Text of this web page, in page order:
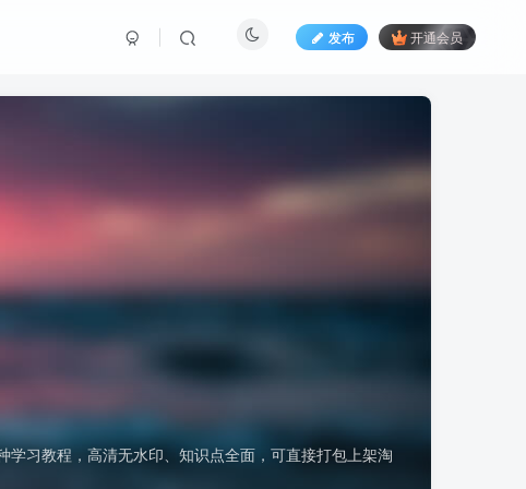
发布 开通会员
习教程，高清无水印、知识点全面，可直接打包上架淘